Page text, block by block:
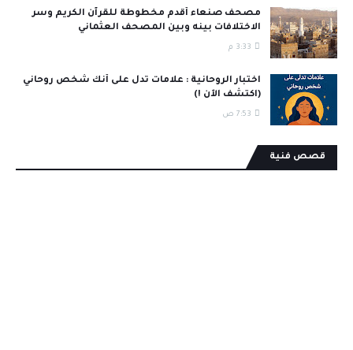
مصحف صنعاء أقدم مخطوطة للقرآن الكريم وسر
الاختلافات بينه وبين المصحف العثماني
3:33 م
اختبار الروحانية : علامات تدل على أنك شخص روحاني
(اكتشف الآن !)
7:53 ص
قصص فنية